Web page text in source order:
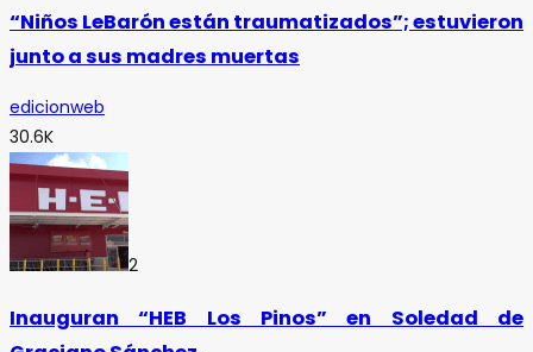
“Niños LeBarón están traumatizados”; estuvieron
junto a sus madres muertas
edicionweb
30.6K
2
Inauguran “HEB Los Pinos” en Soledad de